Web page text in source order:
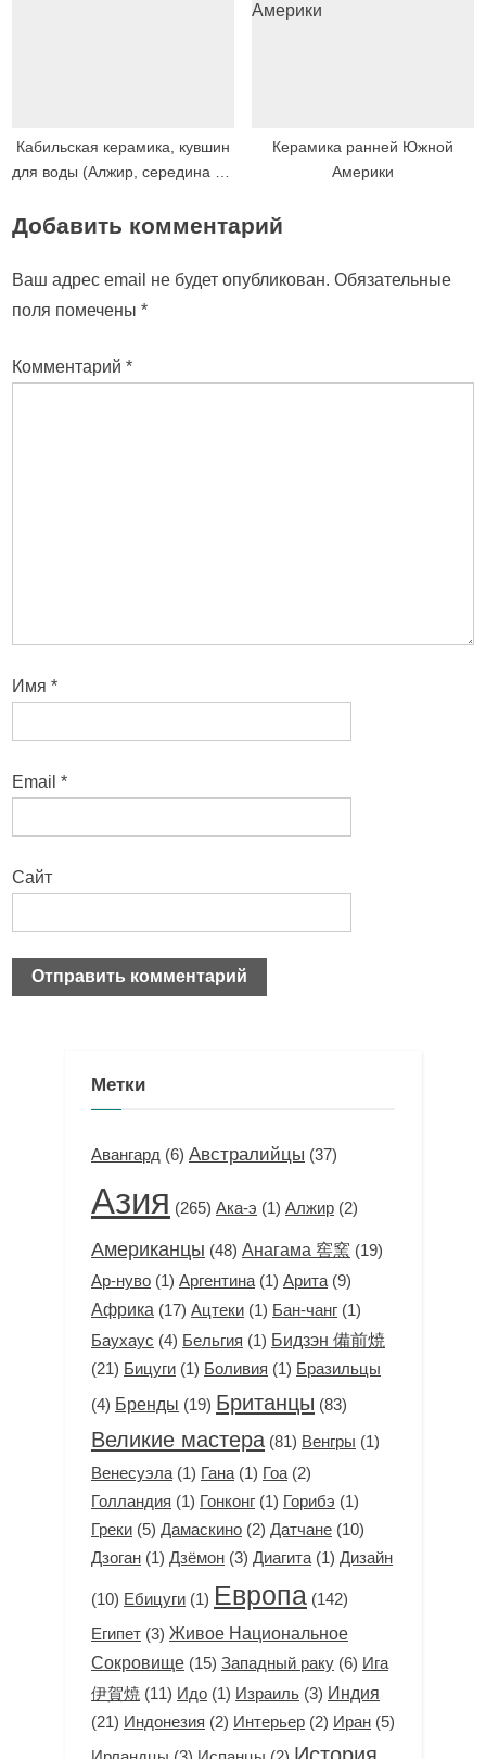
Кабильская керамика, кувшин
для воды (Алжир, середина XX
Керамика ранней Южной
Америки
Добавить комментарий
Ваш адрес email не будет опубликован. Обязательные
поля помечены *
Комментарий *
Имя *
Email *
Сайт
Метки
Авангард (6) Австралийцы (37)
Азия (265) Ака-э (1) Алжир (2)
Американцы (48) Анагама 窖窯 (19)
Ар-нуво (1) Аргентина (1) Арита (9)
Африка (17) Ацтеки (1) Бан-чанг (1)
Баухаус (4) Бельгия (1) Бидзэн 備前焼
(21) Бицуги (1) Боливия (1) Бразильцы
(4) Бренды (19) Британцы (83)
Великие мастера (81) Венгры (1)
Венесуэла (1) Гана (1) Гоа (2)
Голландия (1) Гонконг (1) Горибэ (1)
Греки (5) Дамаскино (2) Датчане (10)
Дзоган (1) Дзёмон (3) Диагита (1) Дизайн
(10) Ебицуги (1) Европа (142)
Египет (3) Живое Национальное
Сокровище (15) Западный раку (6) Ига
伊賀焼 (11) Идо (1) Израиль (3) Индия
(21) Индонезия (2) Интерьер (2) Иран (5)